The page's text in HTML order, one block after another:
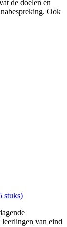
de doelen en
Ook
stuks)
leerlingen van eind